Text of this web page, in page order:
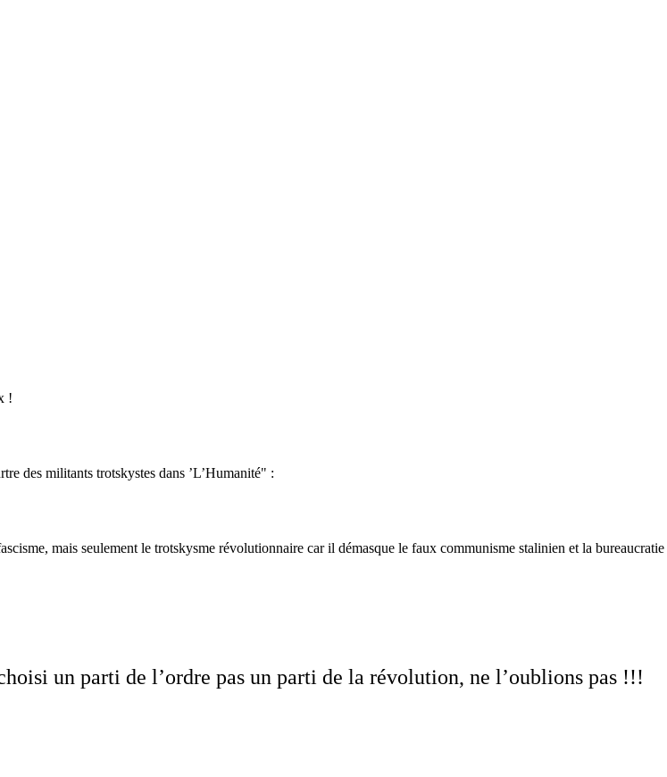
!
des militants trotskystes dans ’L’Humanité" :
mais seulement le trotskysme révolutionnaire car il démasque le faux communisme stalinien et la bureaucratie
un parti de l’ordre pas un parti de la révolution, ne l’oublions pas !!!